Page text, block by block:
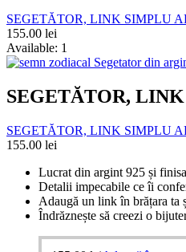
SEGETĂTOR, LINK SIMPLU
155.00 lei
Available: 1
SEGETĂTOR,
SEGETĂTOR, LINK SIMPLU
155.00 lei
Lucrat din argint 925 și
Detalii impecabile ce îi
Adaugă un link în brățara ta
Îndrăznește să creezi o